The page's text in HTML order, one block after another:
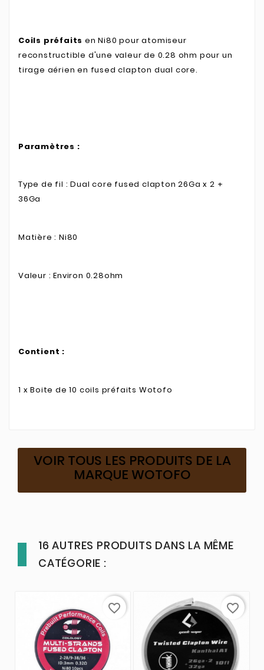
Coils préfaits en Ni80 pour atomiseur
reconstructible d'une valeur de 0.28 ohm pour un
tirage aérien en fused clapton dual core.
Paramètres :
Type de fil : Dual core fused clapton 26Ga x 2 +
36Ga
Matière : Ni80
Valeur : Environ 0.28ohm
Contient :
1 x Boite de 10 coils préfaits Wotofo
VOIR TOUS LES PRODUITS DE LA
MARQUE WOTOFO
16 AUTRES PRODUITS DANS LA MÊME
CATÉGORIE :
favorite_border favorite_border